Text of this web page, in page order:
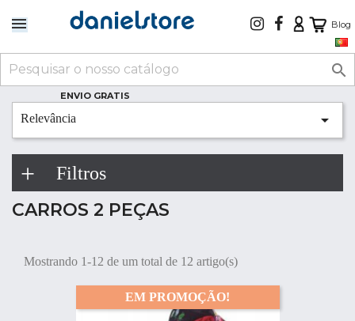
Blog

ENVIO GRATIS
Relevância 
Filtros
CARROS 2 PEÇAS
Mostrando 1-12 de um total de 12 artigo(s)
EM PROMOÇÃO!